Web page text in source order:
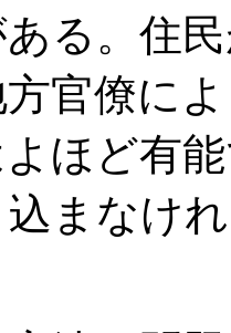
る。住
官僚に
ほど有
込まなけ